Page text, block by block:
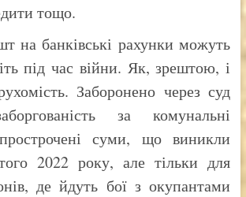
тощо.
на банківські рахунки можуть
під час війни. Як, зрештою, і
Заборонено через суд
за комунальні
суми, що виникли
2022 року, але тільки для
де йдуть бої з окупантами